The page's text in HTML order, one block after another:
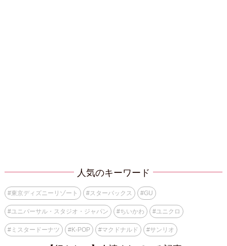
人気のキーワード
#東京ディズニーリゾート #スターバックス #GU
#ユニバーサル・スタジオ・ジャパン #ちいかわ #ユニクロ
#ミスタードーナツ #K-POP #マクドナルド #サンリオ